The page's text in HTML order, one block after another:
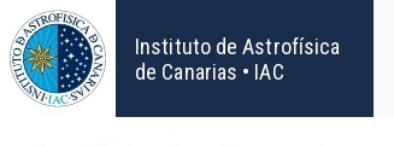
Skip
to
main
content
Instituto de Astrofísica
de Canarias • IAC